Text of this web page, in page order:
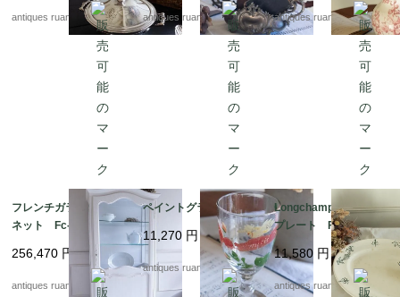
antiques ruan antiques ruan antiques ruan
フレンチガラスキャビ
ネット Fc-3115
256,470 円
antiques ruan
ペイントグラス
11,270 円
antiques ruan
Longchamp オーバル
プレート Fc-3052
11,580 円
antiques ruan